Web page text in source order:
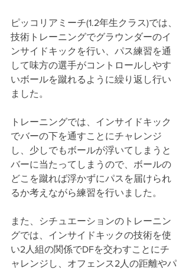
ピッコリアミーチ(1.2年生クラス)では、
技術トレーニングでグラウンダーのイ
ンサイドキックを行い、パス練習を通
して味方の選手がコントロールしやす
いボールを蹴れるように繰り返し行い
ました。
トレーニングでは、インサイドキック
でバーの下を通すことにチャレンジ
し、少しでもボールが浮いてしまうと
バーに当たってしまうので、ボールの
どこを蹴れば浮かずにパスを届けられ
るか考えながら練習を行いました。
また、シチュエーションのトレーニン
グでは、インサイドキックの技術を使
い2人組の関係でDFを交わすことにチ
ャレンジし、オフェンス2人の距離やパ